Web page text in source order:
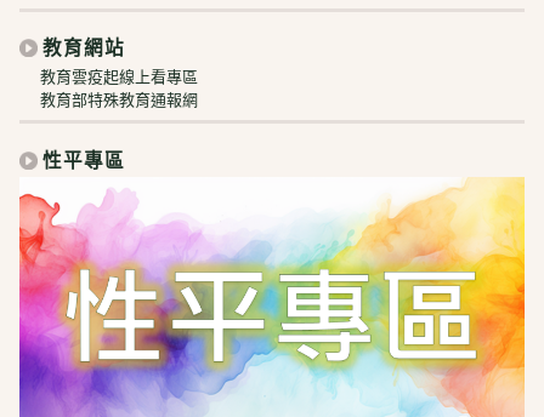
教育網站
教育雲疫起線上看專區
教育部特殊教育通報網
性平專區